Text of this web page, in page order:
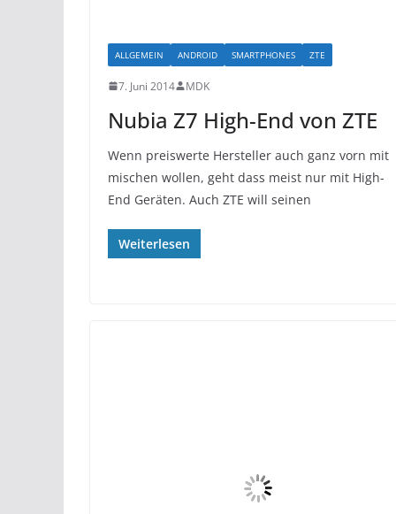
ALLGEMEIN ANDROID SMARTPHONES ZTE
7. Juni 2014 MDK
Nubia Z7 High-End von ZTE
Wenn preiswerte Hersteller auch ganz vorn mit
mischen wollen, geht dass meist nur mit High-
End Geräten. Auch ZTE will seinen
Weiterlesen